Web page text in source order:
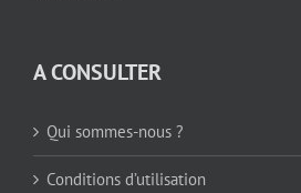
A CONSULTER
Qui sommes-nous ?
Conditions d’utilisation